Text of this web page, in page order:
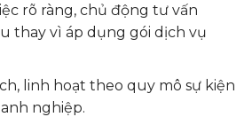
rõ ràng, chủ động tư vấn
thay vì áp dụng gói dịch vụ
linh hoạt theo quy mô sự kiện
nghiệp.